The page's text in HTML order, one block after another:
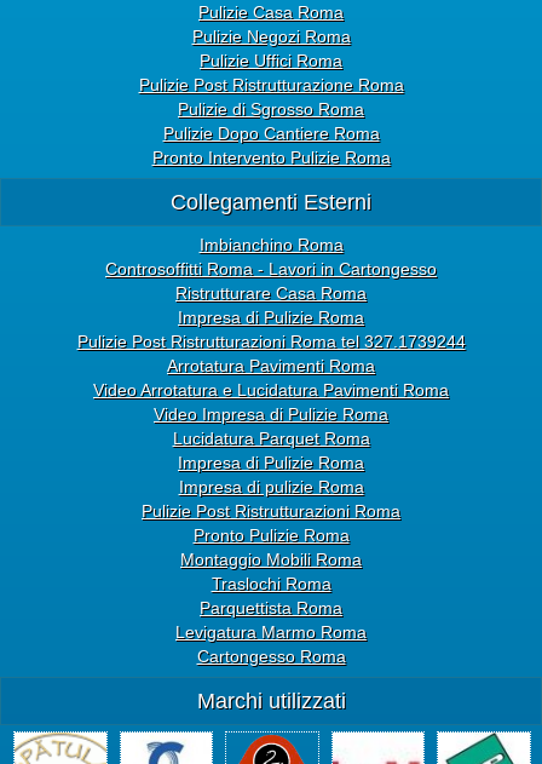
Pulizie Casa Roma
Pulizie Negozi Roma
Pulizie Uffici Roma
Pulizie Post Ristrutturazione Roma
Pulizie di Sgrosso Roma
Pulizie Dopo Cantiere Roma
Pronto Intervento Pulizie Roma
Collegamenti Esterni
Imbianchino Roma
Controsoffitti Roma - Lavori in Cartongesso
Ristrutturare Casa Roma
Impresa di Pulizie Roma
Pulizie Post Ristrutturazioni Roma tel 327.1739244
Arrotatura Pavimenti Roma
Video Arrotatura e Lucidatura Pavimenti Roma
Video Impresa di Pulizie Roma
Lucidatura Parquet Roma
Impresa di Pulizie Roma
Impresa di pulizie Roma
Pulizie Post Ristrutturazioni Roma
Pronto Pulizie Roma
Montaggio Mobili Roma
Traslochi Roma
Parquettista Roma
Levigatura Marmo Roma
Cartongesso Roma
Marchi utilizzati